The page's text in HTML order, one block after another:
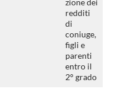
zione dei
redditi
di
coniuge,
figli e
parenti
entro il
2° grado